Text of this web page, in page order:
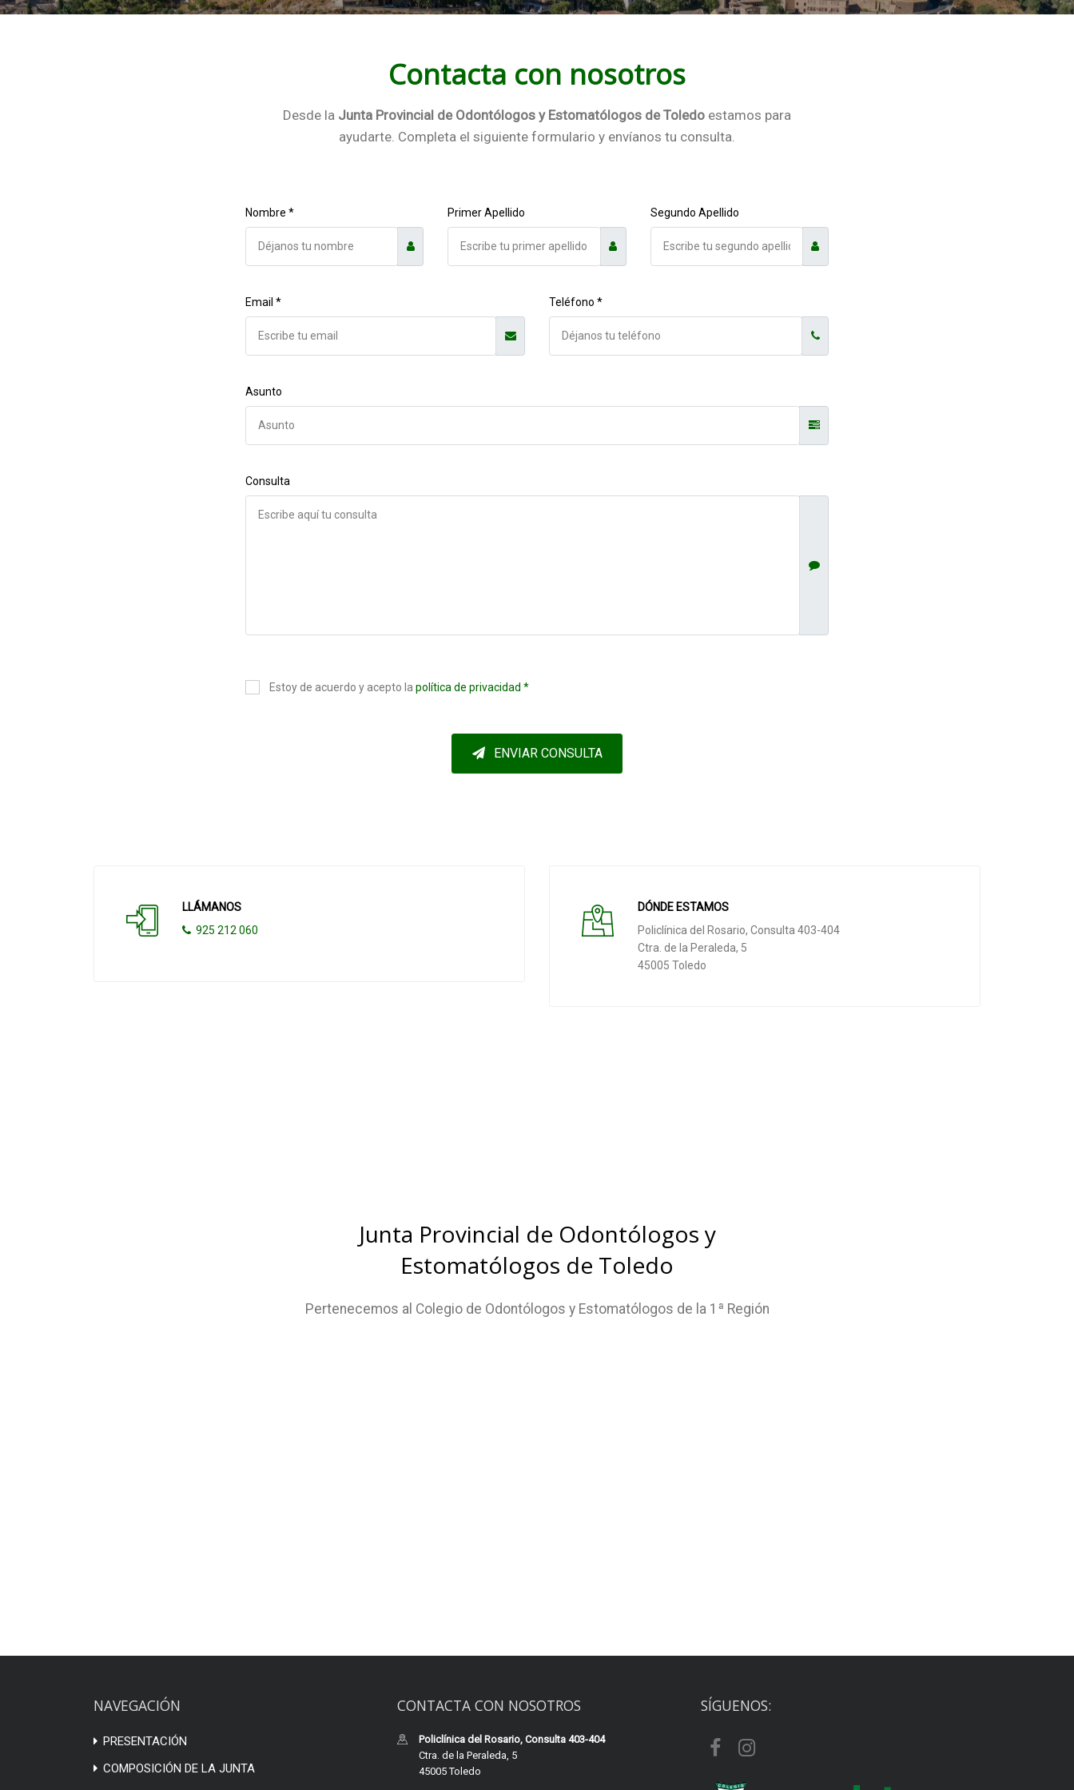
Contacta con nosotros
Desde la Junta Provincial de Odontólogos y Estomatólogos de Toledo estamos para
ayudarte. Completa el siguiente formulario y envíanos tu consulta.
Nombre * Primer Apellido Segundo Apellido
Email * Teléfono *
Asunto
Consulta
Estoy de acuerdo y acepto la política de privacidad *
ENVIAR CONSULTA
LLÁMANOS
925 212 060
DÓNDE ESTAMOS
Policlínica del Rosario, Consulta 403-404
Ctra. de la Peraleda, 5
45005 Toledo
Junta Provincial de Odontólogos y
Estomatólogos de Toledo
Pertenecemos al Colegio de Odontólogos y Estomatólogos de la 1ª Región
NAVEGACIÓN
PRESENTACIÓN
COMPOSICIÓN DE LA JUNTA
CONTACTA CON NOSOTROS
Policlínica del Rosario, Consulta 403-404
Ctra. de la Peraleda, 5
45005 Toledo
SÍGUENOS: